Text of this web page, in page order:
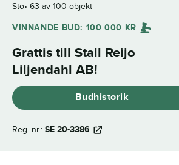
Sto 63 av 100 objekt
VINNANDE BUD: 100 000 KR
Grattis till Stall Reijo
Liljendahl AB!
Budhistorik
Reg. nr.: SE 20-3386